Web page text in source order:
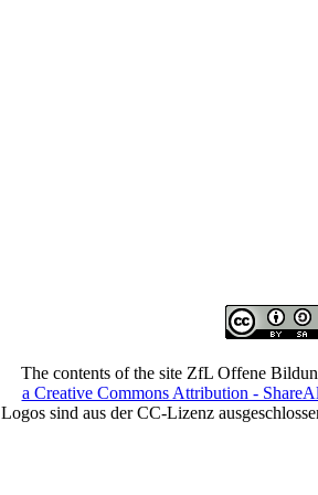
The contents of the site ZfL Offene
a Creative Commons Attribution -
Logos sind aus der CC-Lizenz